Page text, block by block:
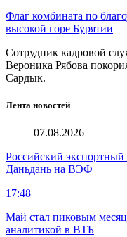
Флаг комбината по
высокой горе Бурятии
Сотрудник кадровой
Вероника Рябова
Сардык.
Лента новостей
07.08.2026
Российский экспортный
Даньдань на ВЭФ
17:48
Май стал пиковым
аналитикой в ВТБ